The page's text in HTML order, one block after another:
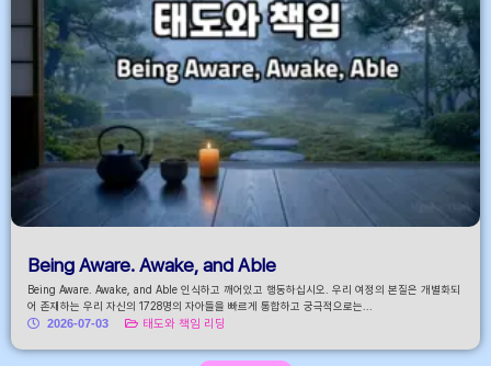
Being Aware. Awake, and Able
Being Aware. Awake, and Able 인식하고 깨어있고 행동하십시오. 우리 여정의 본질은 개별화되
어 존재하는 우리 자신의 1728명의 자아들을 빠르게 통합하고 궁극적으로는...
2026-07-03
태도와 책임 리딩